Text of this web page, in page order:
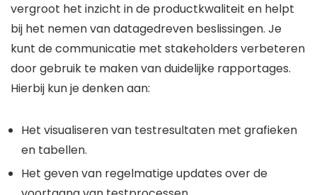
vergroot het inzicht in de productkwaliteit en helpt
bij het nemen van datagedreven beslissingen. Je
kunt de communicatie met stakeholders verbeteren
door gebruik te maken van duidelijke rapportages.
Hierbij kun je denken aan:
Het visualiseren van testresultaten met grafieken
en tabellen.
Het geven van regelmatige updates over de